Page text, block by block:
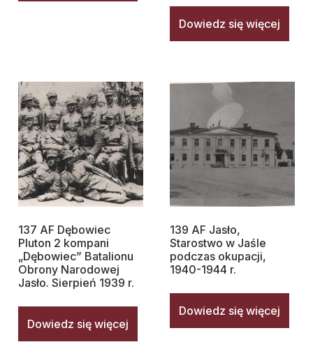
Dowiedz się więcej
137 AF Dębowiec
Pluton 2 kompani
„Dębowiec” Batalionu
Obrony Narodowej
Jasło. Sierpień 1939 r.
Dowiedz się więcej
139 AF Jasło,
Starostwo w Jaśle
podczas okupacji,
1940-1944 r.
Dowiedz się więcej